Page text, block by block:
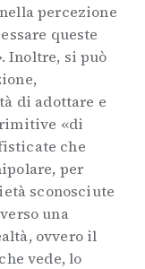
percezione
queste
Inoltre, si può
di adottare e
«di
che
per
sconosciute
una
ovvero il
vede, lo